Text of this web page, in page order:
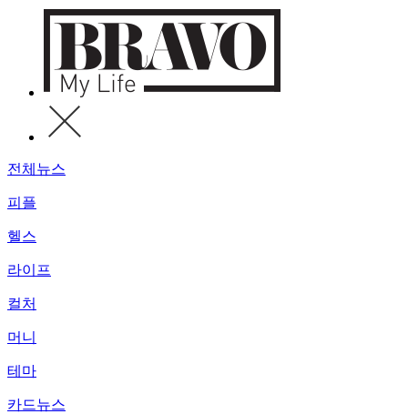
전체뉴스
피플
헬스
라이프
컬처
머니
테마
카드뉴스